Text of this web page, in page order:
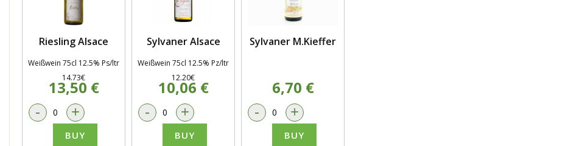
Riesling Alsace
Weißwein 75cl 12.5% Ps/ltr
14.73€
13,50 €
- +
BUY
Sylvaner Alsace
Weißwein 75cl 12.5% Pz/ltr
12.20€
10,06 €
- +
BUY
Sylvaner M.Kieffer
6,70 €
- +
BUY